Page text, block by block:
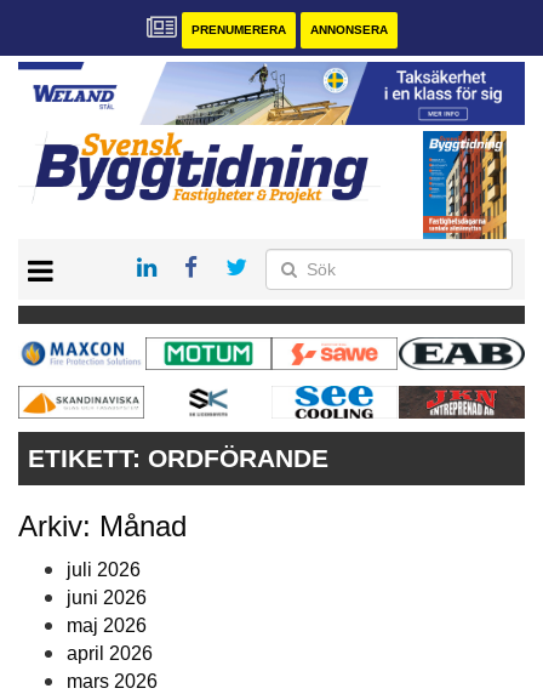
PRENUMERERA ANNONSERA
PRENUMERERA
VÅRA ANDRA MAGASIN
ANNONSERA
KONTAKT
ETIKETT: ORDFÖRANDE
Arkiv: Månad
juli 2026
juni 2026
maj 2026
april 2026
mars 2026